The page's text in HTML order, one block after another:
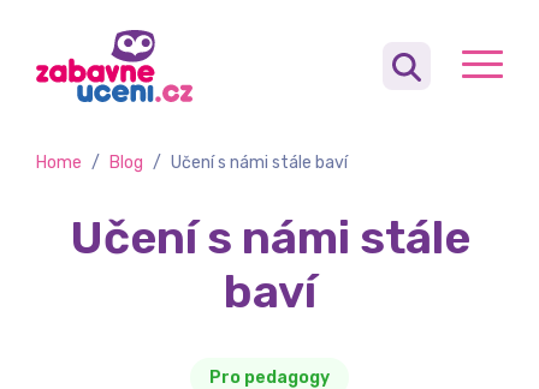
Home / Blog / Učení s námi stále baví
Učení s námi stále
baví
Pro pedagogy